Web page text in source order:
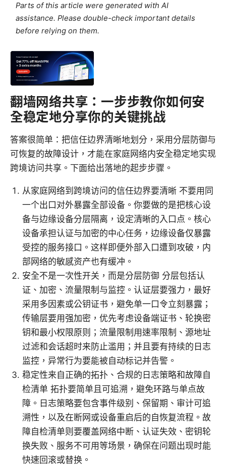
Parts of this article were generated with AI
assistance. Please double-check important details
before relying on them.
翻墙网络共享：一步步教你如何安
全稳定地分享你的关键挑战
答案很简单：把信任边界清晰地划分，采用分层防御与
可恢复的故障设计，才能在家庭网络内安全稳定地实现
跨境访问共享。下面给出落地的起步步骤。
从家庭网络到跨境访问的信任边界要清晰 不要用同
一个出口对外暴露全部设备。你要做的是把核心设
备与边缘设备分层隔离，设定清晰的入口点。核心
设备承担认证与加密的中心任务，边缘设备仅暴露
受控的服务接口。这样即便外部入口遭到攻破，内
部网络的敏感资产也有缓冲。
安全不是一次性开关，而是分层防御 分层包括认
证、加密、流量限制与监控。认证层要强力，最好
采用多因素或公钥证书，避免单一口令立刻暴露；
传输层要用强加密，优先考虑设备端证书、轮换密
钥和最小权限原则；流量限制用速率限制、源地址
过滤和会话超时来防止滥用；并且要有持续的日志
监控，异常行为要能被自动标记并告警。
稳定性来自正确的拓扑、合规的日志策略和故障自
检清单 拓扑要简单且可追溯，避免环路与单点故
障。日志策略要包含事件级别、保留期、审计可追
溯性，以及在断网或设备重启后的自恢复流程。故
障自检清单则要覆盖网络中断、认证失效、密钥轮
换失败、服务不可用等场景，确保在问题出现时能
快速回滚或替换。